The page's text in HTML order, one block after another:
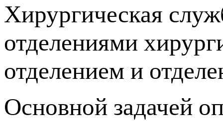
Хирургическая
отделениями
отделением и
Основной задачей